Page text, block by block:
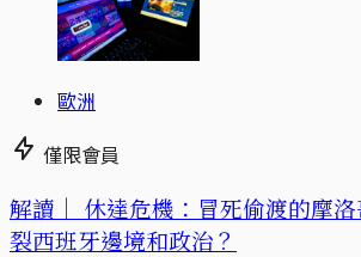
歐洲
僅限會員
解讀｜ 休達危機：冒死偷渡的摩
裂西班牙邊境和政治？